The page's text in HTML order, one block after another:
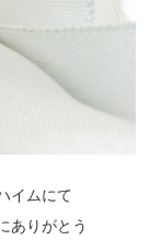
イムにて
ありがとう